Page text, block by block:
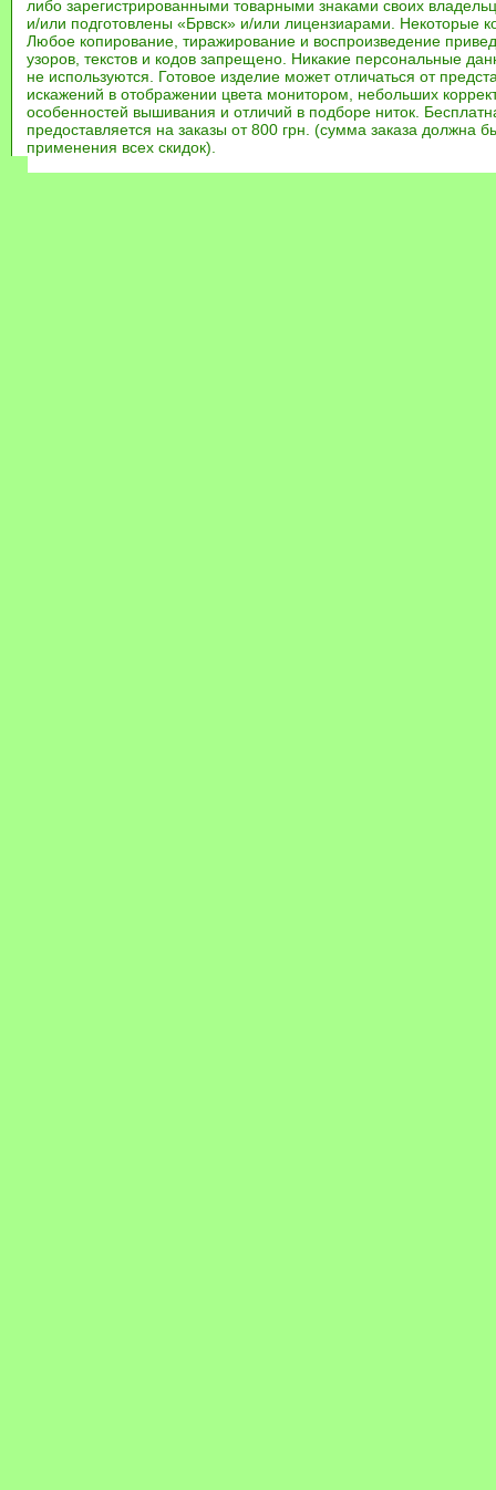
либо зарегистрированными товарными знаками своих
и/или подготовлены «Брвск» и/или лицензиарами. Некоторые
Любое копирование, тиражирование и воспроизведение
узоров, текстов и кодов запрещено. Никакие персональные
не используются. Готовое изделие может отличаться от
искажений в отображении цвета монитором, небольших
особенностей вышивания и отличий в подборе ниток.
предоставляется на заказы от 800 грн. (сумма заказа должна
применения всех скидок).